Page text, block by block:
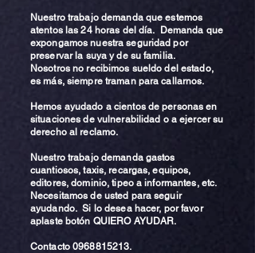
Nuestro trabajo demanda que estemos
atentos las 24 horas del día. Demanda que
expongamos nuestra seguridad por
preservar la suya y de su familia.
Nosotros no recibimos sueldo del estado,
es más, siempre traman para callarnos.
Hemos ayudado a cientos de personas en
situaciones de vulnerabilidad o a ejercer su
derecho al reclamo.
Nuestro trabajo demanda gastos
cuantiosos, taxis, recargas, equipos,
editores, dominio, tipeo a informantes, etc.
Necesitamos de usted para seguir
ayudando. Si lo desea hacer, por favor
aplaste botón QUIERO AYUDAR.
Contacto0968815213.